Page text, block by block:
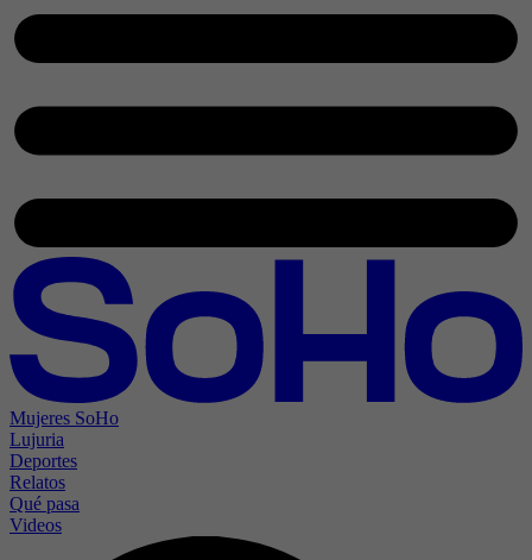
Mujeres SoHo
Lujuria
Deportes
Relatos
Qué pasa
Videos